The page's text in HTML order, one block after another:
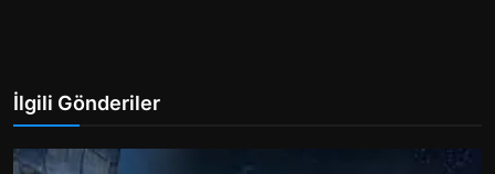
İlgili Gönderiler